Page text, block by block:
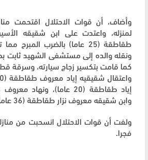
وأضاف، أن قوات الاحتلال اقتحمت
لمنزله، واعتدت على ابن شقيقه
طقاطقة (25 عاما) بالضرب
ونقله والده إلى مستشفى الشهيد ثابت
كما قامت بتكسير زجاج سيارته، وسرقة
وابن شقيقه معروف نزار طقاطقة (36 عاما).
ولفت أن قوات الاحتلال انسحبت من
فجرا.